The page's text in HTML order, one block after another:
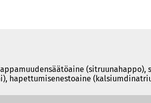
(sitruunahappo),